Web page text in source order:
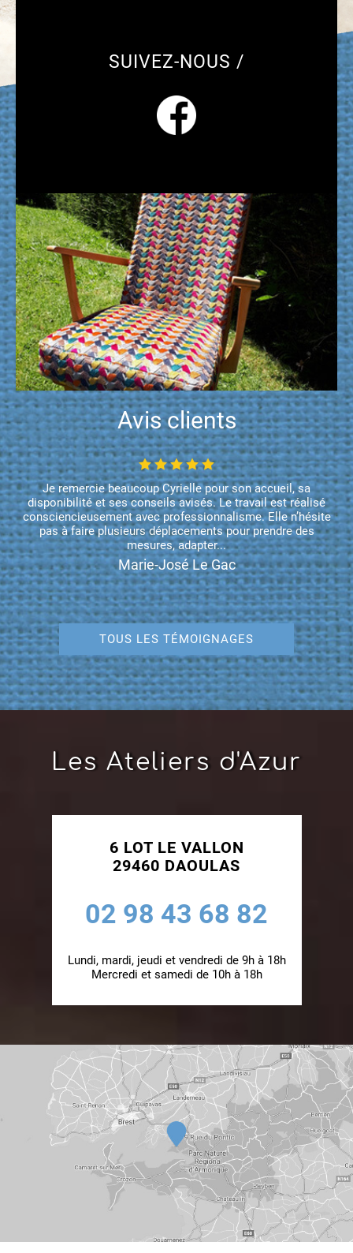
SUIVEZ-NOUS /
Avis clients
Je remercie beaucoup Cyrielle pour son accueil, sa
disponibilité et ses conseils avisés. Le travail est réalisé
consciencieusement avec professionnalisme. Elle n’hésite
pas à faire plusieurs déplacements pour prendre des
mesures, adapter...
Marie-José Le Gac
TOUS LES TÉMOIGNAGES
Les Ateliers d'Azur
6 LOT LE VALLON
29460 DAOULAS
02 98 43 68 82
Lundi, mardi, jeudi et vendredi de 9h à 18h
Mercredi et samedi de 10h à 18h